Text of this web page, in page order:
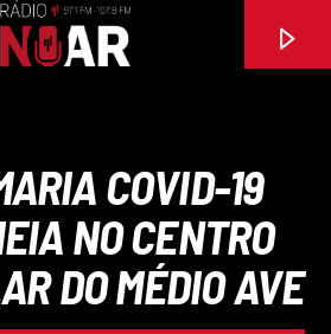
COVID-19
NO CENTRO
DO MÉDIO AVE